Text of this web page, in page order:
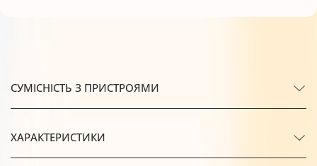
СУМІСНІСТЬ З ПРИСТРОЯМИ
ХАРАКТЕРИСТИКИ